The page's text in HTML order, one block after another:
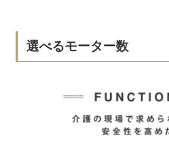
選べるモーター数